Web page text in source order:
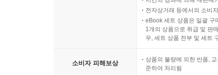
전자상거래 등에서의 소비
eBook 세트 상품은 일괄 구
1개의 상품으로 취급 및 판
우, 세트 상품 전부 및 세트
소비자 피해보상
상품의 불량에 의한 반품,
준하여 처리됨